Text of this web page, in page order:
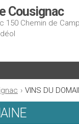
Cousignac
150 Chemin de
› VINS DU